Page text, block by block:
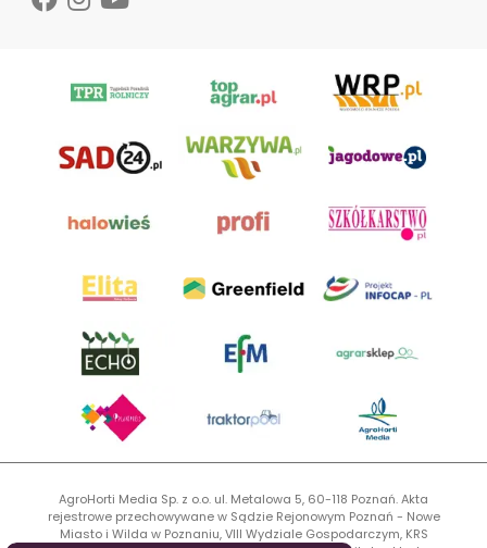
AgroHorti Media Sp. z o.o. ul. Metalowa 5, 60-118 Poznań. Akta
rejestrowe przechowywane w Sądzie Rejonowym Poznań - Nowe
Miasto i Wilda w Poznaniu, VIII Wydziale Gospodarczym, KRS